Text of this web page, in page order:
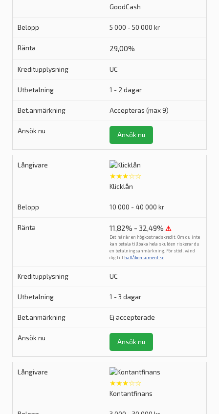
GoodCash
5 000 - 50 000 kr
29,00%
UC
1 - 2 dagar
Accepteras (max 9)
Ansök nu
★★★☆☆
Klicklån
10 000 - 40 000 kr
11,82% - 32,49% ⚠
Det här är en högkostnadskredit. Om du inte
kan betala tillbaka hela skulden riskerar du
en betalningsanmärkning. För stöd, vänd
dig till hallåkonsument.se
UC
1 - 3 dagar
Ej accepterade
Ansök nu
★★★☆☆
Kontantfinans